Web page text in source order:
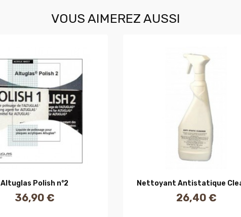
VOUS AIMEREZ AUSSI
AJOUTER AU PANIER
Altuglas Polish n°2
Prix
36,90 €
AJOUTER AU PANIER
Nettoyant Antistatique
Prix
26,40 €